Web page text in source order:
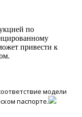
по
привести к
модели
паспорте.